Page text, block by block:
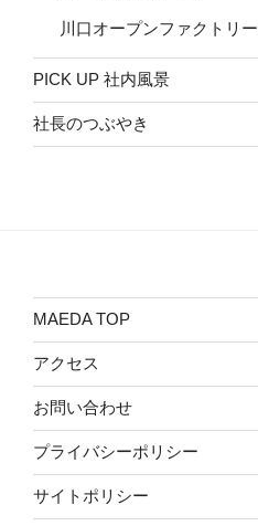
川口オープンファクトリー
PICK UP 社内風景
社長のつぶやき
MAEDA TOP
アクセス
お問い合わせ
プライバシーポリシー
サイトポリシー